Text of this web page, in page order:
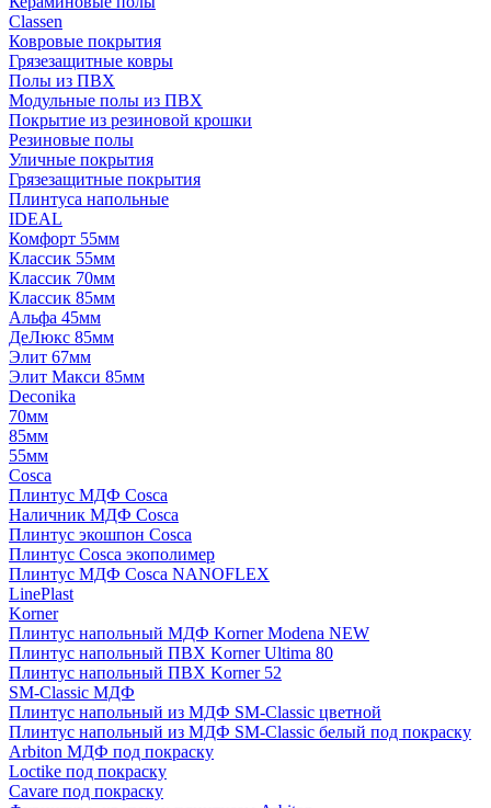
Classen
Ковровые покрытия
Грязезащитные ковры
Полы из ПВХ
Модульные полы из ПВХ
Покрытие из резиновой крошки
Резиновые полы
Уличные покрытия
Грязезащитные покрытия
Плинтуса напольные
IDEAL
Комфорт 55мм
Классик 55мм
Классик 70мм
Классик 85мм
Альфа 45мм
ДеЛюкс 85мм
Элит 67мм
Элит Макси 85мм
Deconika
70мм
85мм
55мм
Cosca
Плинтус МДФ Cosca
Наличник МДФ Cosca
Плинтус экошпон Cosca
Плинтус Cosca экополимер
Плинтус МДФ Cosca NANOFLEX
LinePlast
Korner
Плинтус напольный МДФ Korner Modena NEW
Плинтус напольный ПВХ Korner Ultima 80
Плинтус напольный ПВХ Korner 52
SM-Classic МДФ
Плинтус напольный из МДФ SM-Classic цветной
Плинтус напольный из МДФ SM-Classic белый под покраску
Arbiton МДФ под покраску
Loctike под покраску
Cavare под покраску